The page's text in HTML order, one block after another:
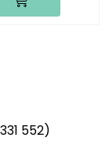
552)